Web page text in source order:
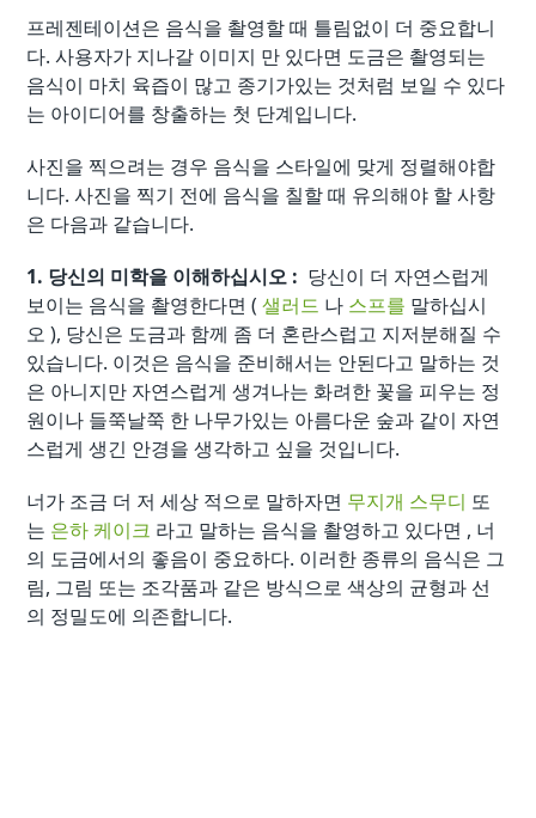
프레젠테이션은 음식을 촬영할 때 틀림없이 더 중요합니
다. 사용자가 지나갈 이미지 만 있다면 도금은 촬영되는
음식이 마치 육즙이 많고 종기가있는 것처럼 보일 수 있다
는 아이디어를 창출하는 첫 단계입니다.
사진을 찍으려는 경우 음식을 스타일에 맞게 정렬해야합
니다. 사진을 찍기 전에 음식을 칠할 때 유의해야 할 사항
은 다음과 같습니다.
1. 당신의 미학을 이해하십시오 : 당신이 더 자연스럽게
보이는 음식을 촬영한다면 (샐러드 나 스프를 말하십시
오 ), 당신은 도금과 함께 좀 더 혼란스럽고 지저분해질 수
있습니다. 이것은 음식을 준비해서는 안된다고 말하는 것
은 아니지만 자연스럽게 생겨나는 화려한 꽃을 피우는 정
원이나 들쭉날쭉 한 나무가있는 아름다운 숲과 같이 자연
스럽게 생긴 안경을 생각하고 싶을 것입니다.
너가 조금 더 저 세상 적으로 말하자면 무지개 스무디 또
는 은하 케이크 라고 말하는 음식을 촬영하고 있다면 , 너
의 도금에서의 좋음이 중요하다. 이러한 종류의 음식은 그
림, 그림 또는 조각품과 같은 방식으로 색상의 균형과 선
의 정밀도에 의존합니다.